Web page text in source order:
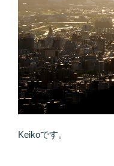
満
月
☆
テ
ー
マ
は
ズ
バ
Keikoです。